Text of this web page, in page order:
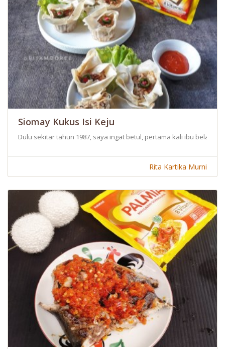
Siomay Kukus Isi Keju
Dulu sekitar tahun 1987, saya ingat betul, pertama kali ibu belajar
Rita Kartika Murni